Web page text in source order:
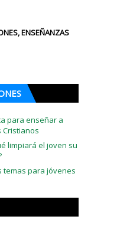
ENSEÑANZAS
para enseñar a
Cristianos
limpiará el joven su
temas para jóvenes